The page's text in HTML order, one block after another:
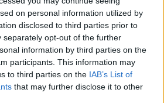
on personal information utilized by
disclosed to third parties prior to
separately opt-out of the further
information by third parties on the
participants. This information may
to third parties on the IAB’s List of
that may further disclose it to other